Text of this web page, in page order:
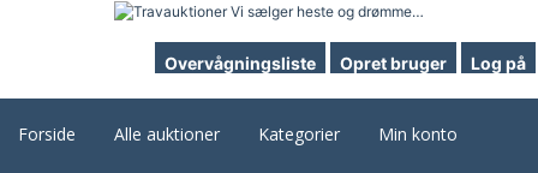
Overvågningsliste Opret bruger Log på
Forside Alle auktioner Kategorier Min konto